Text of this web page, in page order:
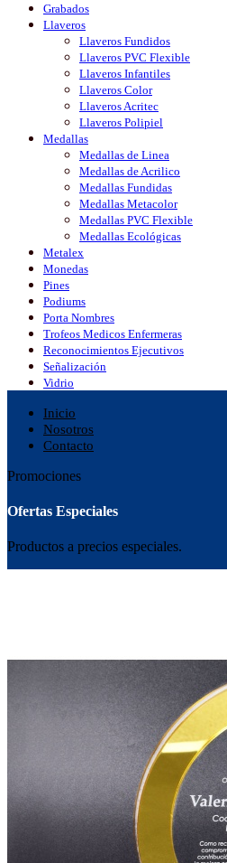
Grabados
Llaveros
Llaveros Fundidos
Llaveros PVC Flexible
Llaveros Infantiles
Llaveros Color
Llaveros Acritec
Llaveros Polipiel
Medallas
Medallas de Linea
Medallas de Acrilico
Medallas Fundidas
Medallas Metacolor
Medallas PVC Flexible
Medallas Ecológicas
Metalex
Monedas
Pines
Podiums
Porta Nombres
Trofeos Medicos Enfermeras
Reconocimientos Ejecutivos
Señalización
Vidrio
Inicio
Nosotros
Contacto
Promociones
Ofertas Especiales
Productos a precios especiales.